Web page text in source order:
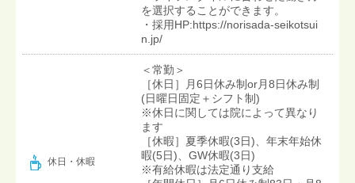
を選択することができます。
・採用HP:https://norisada-seikotsui
n.jp/
休日・休暇
＜常勤＞
［休日］月6日休み制or月8日休み制
(日曜日固定＋シフト制)
※休日に関しては院によって異なり
ます
［休暇］夏季休暇(3日)、年末年始休
暇(5日)、GW休暇(3日)
※有給休暇は法定通り支給